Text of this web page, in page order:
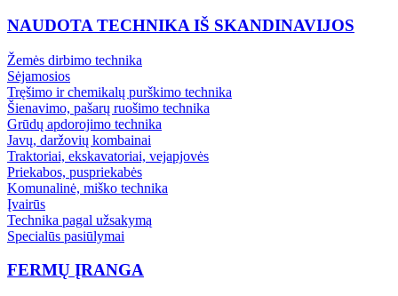
NAUDOTA TECHNIKA IŠ SKANDINAVIJOS
Žemės dirbimo technika
Sėjamosios
Tręšimo ir chemikalų purškimo technika
Šienavimo, pašarų ruošimo technika
Grūdų apdorojimo technika
Javų, daržovių kombainai
Traktoriai, ekskavatoriai, vejapjovės
Priekabos, puspriekabės
Komunalinė, miško technika
Įvairūs
Technika pagal užsakymą
Specialūs pasiūlymai
FERMŲ ĮRANGA